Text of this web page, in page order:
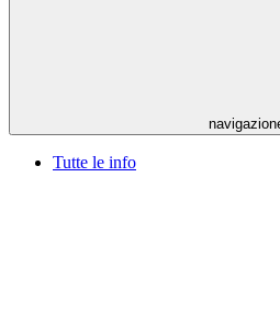
Tutte le info